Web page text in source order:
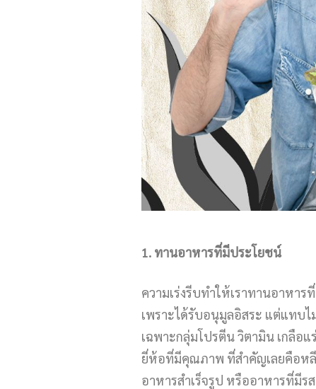
1. ทานอาหารที่มีประโยชน์
ความเร่งรีบทำให้เราทานอาหา
เพราะได้รับอนุมูลอิสระ แต่แทบ
เฉพาะกลุ่มโปรตีน วิตามิน เกลือ
ยี่ห้อที่มีคุณภาพ ที่สำคัญเลยคือหลี
อาหารสำเร็จรูป หรืออาหารที่มีร